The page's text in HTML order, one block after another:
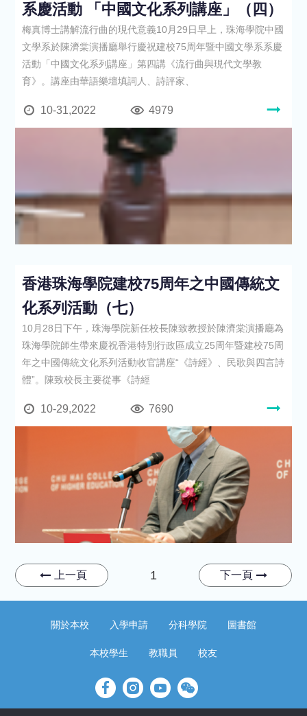
系慶活動 「中國文化系列講座」（四）
梅真博士講解流行曲的現代意義10月29日早上，珠海學院中國
文學系於陳濟棠演播廳舉行慶祝建校75周年暨中國文學系系慶
活動「中國文化系列講座」第四講《流行曲與現代文學教
育》。講座由華語樂壇填詞人、詩評家、
10-31,2022 4979
香港珠海學院建校75周年之中國傳統文
化系列活動（七）
10月28日下午，珠海學院新任校長陳致教授於陳濟棠演播廳為
珠海學院師生帶來慶祝香港特別行政區成立25周年暨建校75周
年之中國傳統文化系列活動收官講座“《詩經》、民歌與四言詩
體”。陳致校長主要從事《詩經
10-29,2022 7690
上一頁 1 下一頁
關於本校 入學申請 分科學院 圖書館
本校學生 教職員 校友